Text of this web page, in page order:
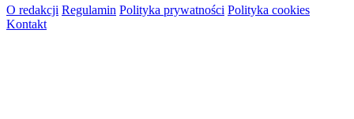
O redakcji Regulamin Polityka prywatności Polityka cookies
Kontakt